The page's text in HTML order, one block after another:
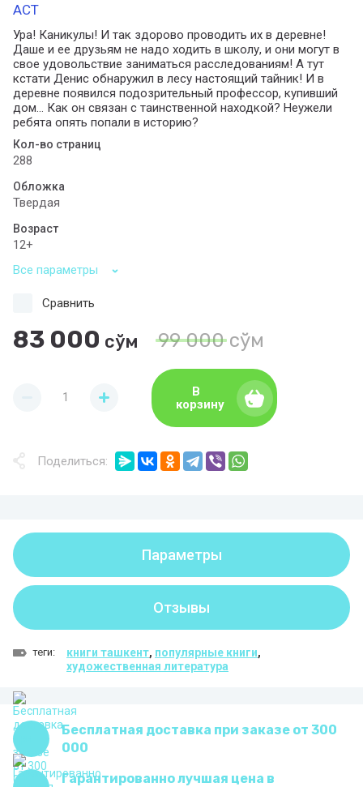
АСТ
Ура! Каникулы! И так здорово проводить их в деревне!
Даше и ее друзьям не надо ходить в школу, и они могут в
свое удовольствие заниматься расследованиям! А тут
кстати Денис обнаружил в лесу настоящий тайник! И в
деревне появился подозрительный профессор, купивший
дом… Как он связан с таинственной находкой? Неужели
ребята опять попали в историю?
Кол-во страниц
288
Обложка
Твердая
Возраст
12+
Все параметры
99 000сўм
83 000 сўм
Сравнить
В
корзину
Поделиться:
Параметры
Отзывы
теги: книги ташкент, популярные книги,
художественная литература
Бесплатная доставка при заказе от 300
000
Гарантированно лучшая цена в